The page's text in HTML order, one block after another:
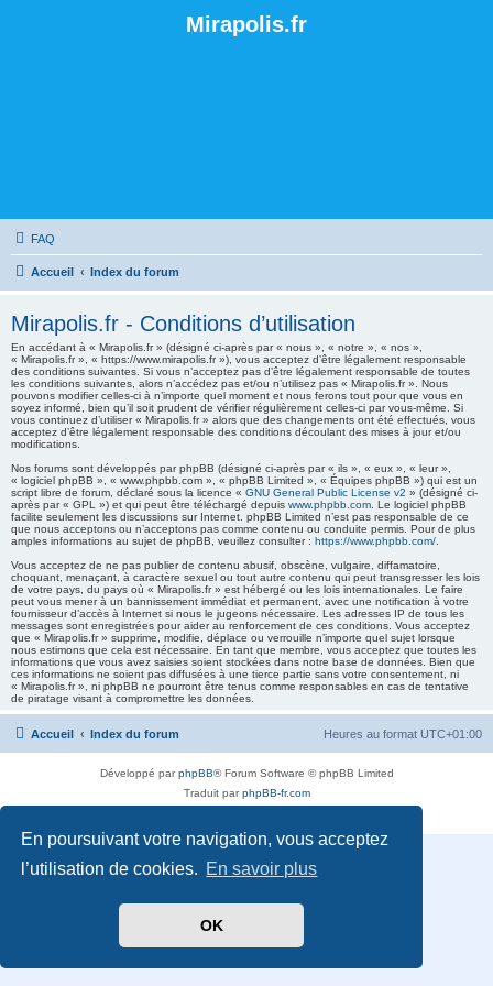
En poursuivant votre navigation, vous acceptez
l’utilisation de cookies. En savoir plus
OK
Mirapolis.fr
FAQ
Accueil Index du forum
Mirapolis.fr - Conditions d’utilisation
En accédant à « Mirapolis.fr » (désigné ci-après par « nous », « notre », « nos »,
« Mirapolis.fr », « https://www.mirapolis.fr »), vous acceptez d’être légalement responsable
des conditions suivantes. Si vous n’acceptez pas d’être légalement responsable de toutes
les conditions suivantes, alors n’accédez pas et/ou n’utilisez pas « Mirapolis.fr ». Nous
pouvons modifier celles-ci à n’importe quel moment et nous ferons tout pour que vous en
soyez informé, bien qu’il soit prudent de vérifier régulièrement celles-ci par vous-même. Si
vous continuez d’utiliser « Mirapolis.fr » alors que des changements ont été effectués, vous
acceptez d’être légalement responsable des conditions découlant des mises à jour et/ou
modifications.
Nos forums sont développés par phpBB (désigné ci-après par « ils », « eux », « leur »,
« logiciel phpBB », « www.phpbb.com », « phpBB Limited », « Équipes phpBB ») qui est un
script libre de forum, déclaré sous la licence « GNU General Public License v2 » (désigné ci-
après par « GPL ») et qui peut être téléchargé depuis www.phpbb.com . Le logiciel phpBB
facilite seulement les discussions sur Internet. phpBB Limited n’est pas responsable de ce
que nous acceptons ou n’acceptons pas comme contenu ou conduite permis. Pour de plus
amples informations au sujet de phpBB, veuillez consulter : https://www.phpbb.com/
Vous acceptez de ne pas publier de contenu abusif, obscène, vulgaire, diffamatoire,
choquant, menaçant, à caractère sexuel ou tout autre contenu qui peut transgresser les lois
de votre pays, du pays où « Mirapolis.fr » est hébergé ou les lois internationales. Le faire
peut vous mener à un bannissement immédiat et permanent, avec une notification à votre
fournisseur d’accès à Internet si nous le jugeons nécessaire. Les adresses IP de tous les
messages sont enregistrées pour aider au renforcement de ces conditions. Vous acceptez
que « Mirapolis.fr » supprime, modifie, déplace ou verrouille n’importe quel sujet lorsque
nous estimons que cela est nécessaire. En tant que membre, vous acceptez que toutes les
informations que vous avez saisies soient stockées dans notre base de données. Bien que
ces informations ne soient pas diffusées à une tierce partie sans votre consentement, ni
« Mirapolis.fr », ni phpBB ne pourront être tenus comme responsables en cas de tentative
de piratage visant à compromettre les données.
Accueil Index du forum Heures au format UTC+01:00
Développé parphpBB® Forum Software © phpBB Limited
Traduit parphpBB-fr.com